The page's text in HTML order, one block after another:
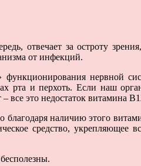
отвечает за остроту
от инфекций.
нервной
рта и перхоть. Если наш
все это недостаток витамина
наличию этого
средство,